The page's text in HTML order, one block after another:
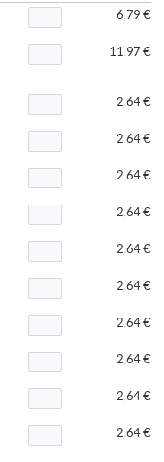
6,79 €
11,97 €
2,64 €
2,64 €
2,64 €
2,64 €
2,64 €
2,64 €
2,64 €
2,64 €
2,64 €
2,64 €